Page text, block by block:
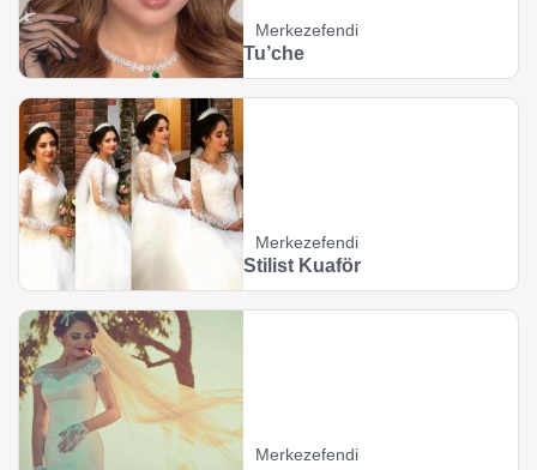
Merkezefendi
Tu’che
Merkezefendi
Stilist Kuaför
Merkezefendi